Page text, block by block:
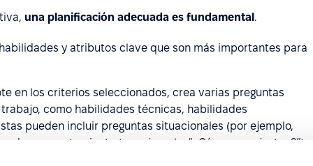
una planificación adecuada es fundamental.
y atributos clave que son más importantes para
en los criterios seleccionados, crea varias preguntas
como habilidades técnicas, habilidades
pueden incluir preguntas situacionales (por ejemplo,
de comportamiento (por ejemplo, “¿Cómo manejaste...?”).
para asegurar que las respuestas de los candidatos